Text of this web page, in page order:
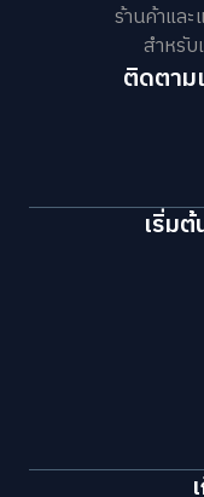
ร้านค้าแล
สำหรับ
ติดตาม
เริ่มต้